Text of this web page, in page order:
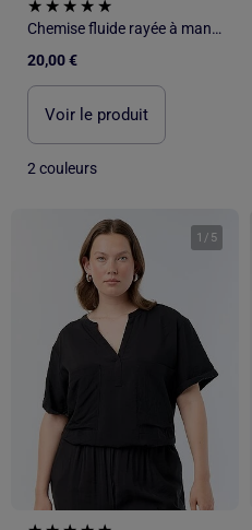
Chemise fluide rayée à manches ballon
20,00 €
Voir le produit
2 couleurs
1 / 5